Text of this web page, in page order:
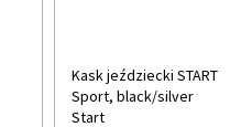
Kask jeździecki START
Sport, black/silver
Start